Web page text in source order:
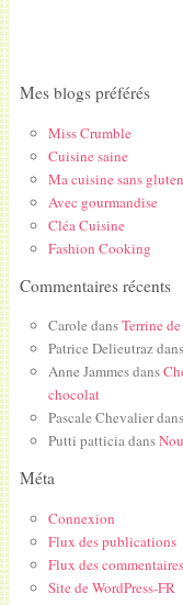
Mes blogs préférés
Miss Crumble
Cuisine saine
Ma cuisine sans gluten
Avec gourmandise
Cléa Cuisine
Fashion Cooking
Commentaires récents
Carole dansTerrine
Patrice Delieutrazdans
Anne Jammesdans
chocolat
Pascale Chevalierdans
Putti patticiadans
Méta
Connexion
Flux des publications
Flux des commentaires
Site de WordPress-FR